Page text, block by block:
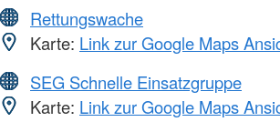
Rettungswache
Karte: Link zur Google Maps
SEG Schnelle Einsatzgruppe
Karte: Link zur Google Maps